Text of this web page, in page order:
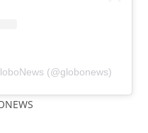
(@globonews)